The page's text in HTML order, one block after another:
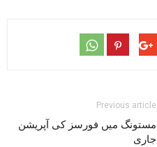
Previous article
مستونگ میں فورسز کی آپریشن
جاری